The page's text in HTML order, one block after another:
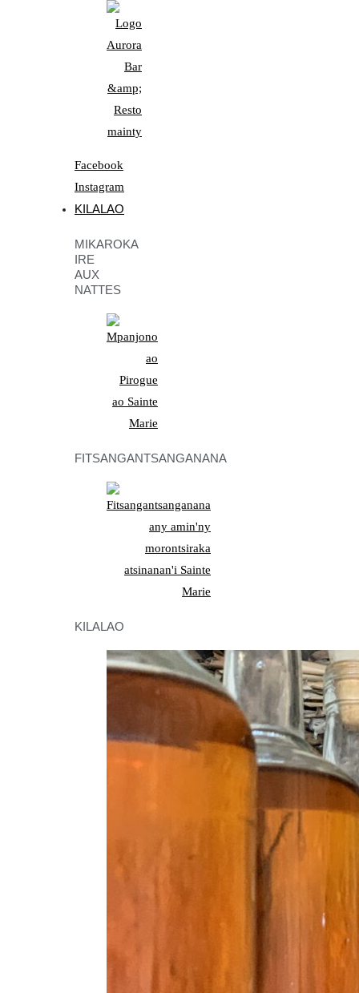
Facebook
Instagram
KILALAO
MIKAROKA
IRE
AUX
NATTES
FITSANGANTSANGANANA
KILALAO